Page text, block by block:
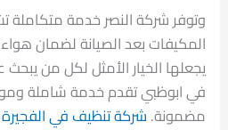
وتوفر شركة النصر خدمة
المكيفات بعد الصيانة لضمان
يجعلها الخيار الأمثل لكل من
في ابوظبي تقدم خدمة شاملة
مضمونة. شركة تنظيف في الفجيرة